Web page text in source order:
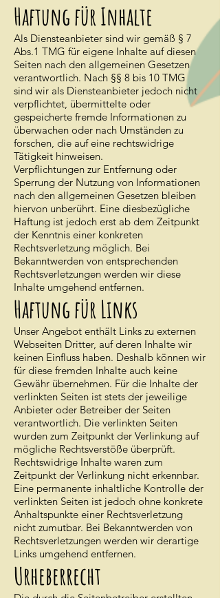
Haftung für Inhalte
Als Diensteanbieter sind wir gemäß § 7
Abs.1 TMG für eigene Inhalte auf diesen
Seiten nach den allgemeinen Gesetzen
verantwortlich. Nach §§ 8 bis 10 TMG
sind wir als Diensteanbieter jedoch nicht
verpflichtet, übermittelte oder
gespeicherte fremde Informationen zu
überwachen oder nach Umständen zu
forschen, die auf eine rechtswidrige
Tätigkeit hinweisen.
Verpflichtungen zur Entfernung oder
Sperrung der Nutzung von Informationen
nach den allgemeinen Gesetzen bleiben
hiervon unberührt. Eine diesbezügliche
Haftung ist jedoch erst ab dem Zeitpunkt
der Kenntnis einer konkreten
Rechtsverletzung möglich. Bei
Bekanntwerden von entsprechenden
Rechtsverletzungen werden wir diese
Inhalte umgehend entfernen.
Haftung für Links
Unser Angebot enthält Links zu externen
Webseiten Dritter, auf deren Inhalte wir
keinen Einfluss haben. Deshalb können wir
für diese fremden Inhalte auch keine
Gewähr übernehmen. Für die Inhalte der
verlinkten Seiten ist stets der jeweilige
Anbieter oder Betreiber der Seiten
verantwortlich. Die verlinkten Seiten
wurden zum Zeitpunkt der Verlinkung auf
mögliche Rechtsverstöße überprüft.
Rechtswidrige Inhalte waren zum
Zeitpunkt der Verlinkung nicht erkennbar.
Eine permanente inhaltliche Kontrolle der
verlinkten Seiten ist jedoch ohne konkrete
Anhaltspunkte einer Rechtsverletzung
nicht zumutbar. Bei Bekanntwerden von
Rechtsverletzungen werden wir derartige
Links umgehend entfernen.
Urheberrecht